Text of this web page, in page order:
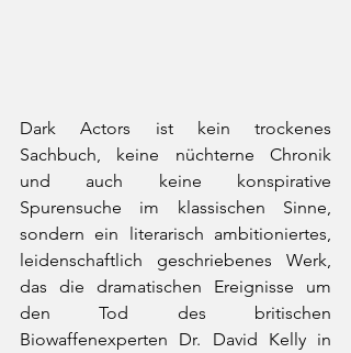
Dark Actors ist kein trockenes
Sachbuch, keine nüchterne Chronik
und auch keine konspirative
Spurensuche im klassischen Sinne,
sondern ein literarisch ambitioniertes,
leidenschaftlich geschriebenes Werk,
das die dramatischen Ereignisse um
den Tod des britischen
Biowaffenexperten Dr. David Kelly in